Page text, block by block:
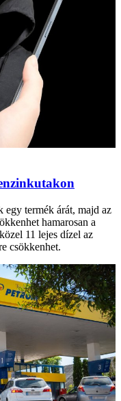
termék árát, majd az
hamarosan a
11 lejes dízel az
csökkenhet.